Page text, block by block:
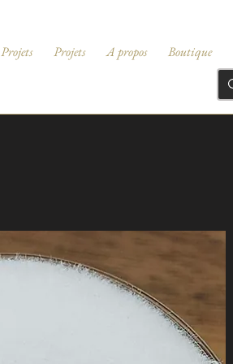
Projets Projets A propos Boutique